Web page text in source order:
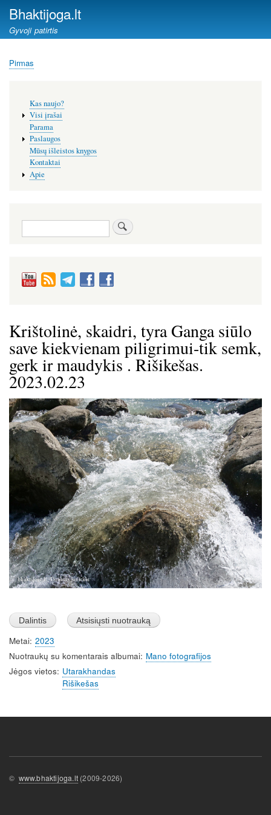
Bhaktijoga.lt
Gyvoji patirtis
Kelias
Pirmas
Krištolinė, skaidri, tyra Ganga siūlo
save kiekvienam piligrimui-tik semk,
gerk ir maudykis . Rišikešas.
2023.02.23
Image
Metai 2023
Nuotraukų su komentarais albumai Mano fotografijos
Jėgos vietos Utarakhandas
Rišikešas
meniu
Kas naujo?
Visi įrašai
Parama
Paslaugos
Mūsų išleistos knygos
Kontaktai
Apie
Paieška
© www.bhaktijoga.lt (2009-2026)